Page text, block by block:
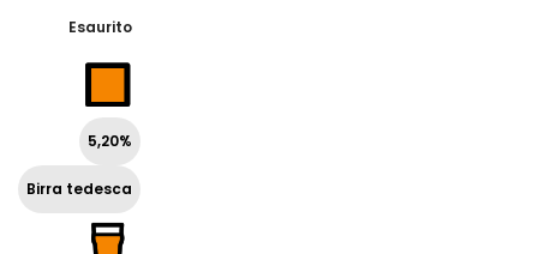
Esaurito
5,20%
Birra tedesca